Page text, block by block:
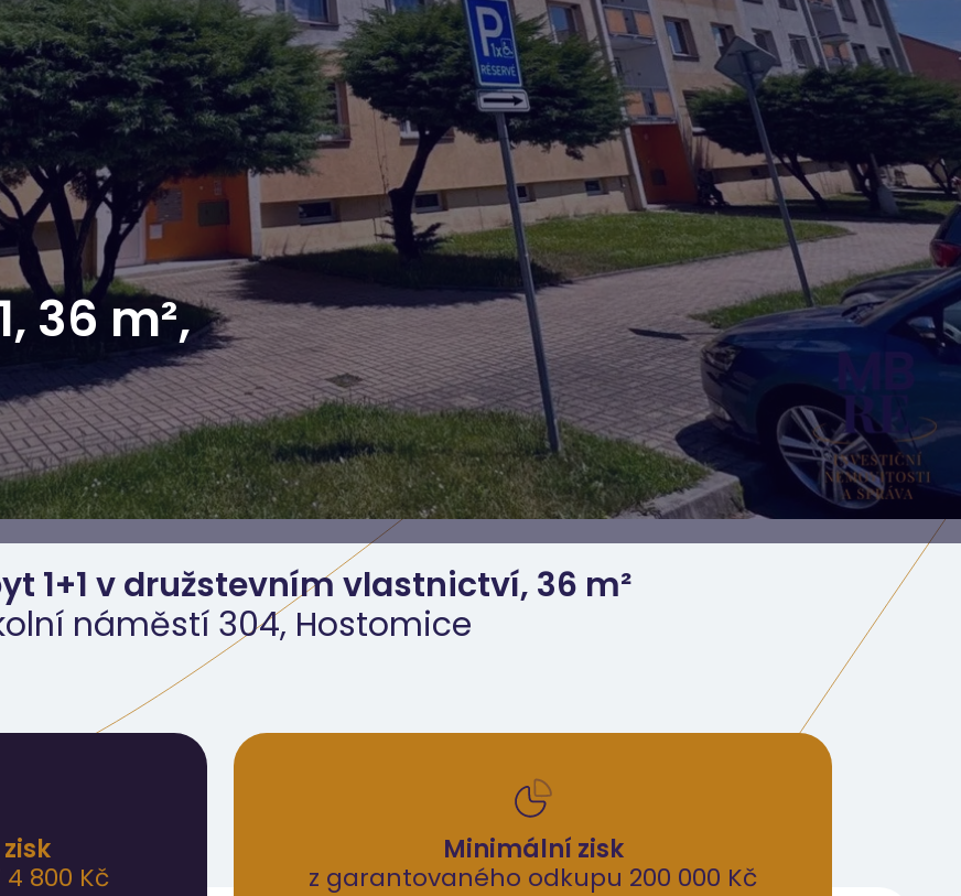
36 m²,
1+1 v družstevním vlastnictví, 36 m²
náměstí 304, Hostomice
800 Kč
Minimální zisk
z garantovaného odkupu 200 000 Kč